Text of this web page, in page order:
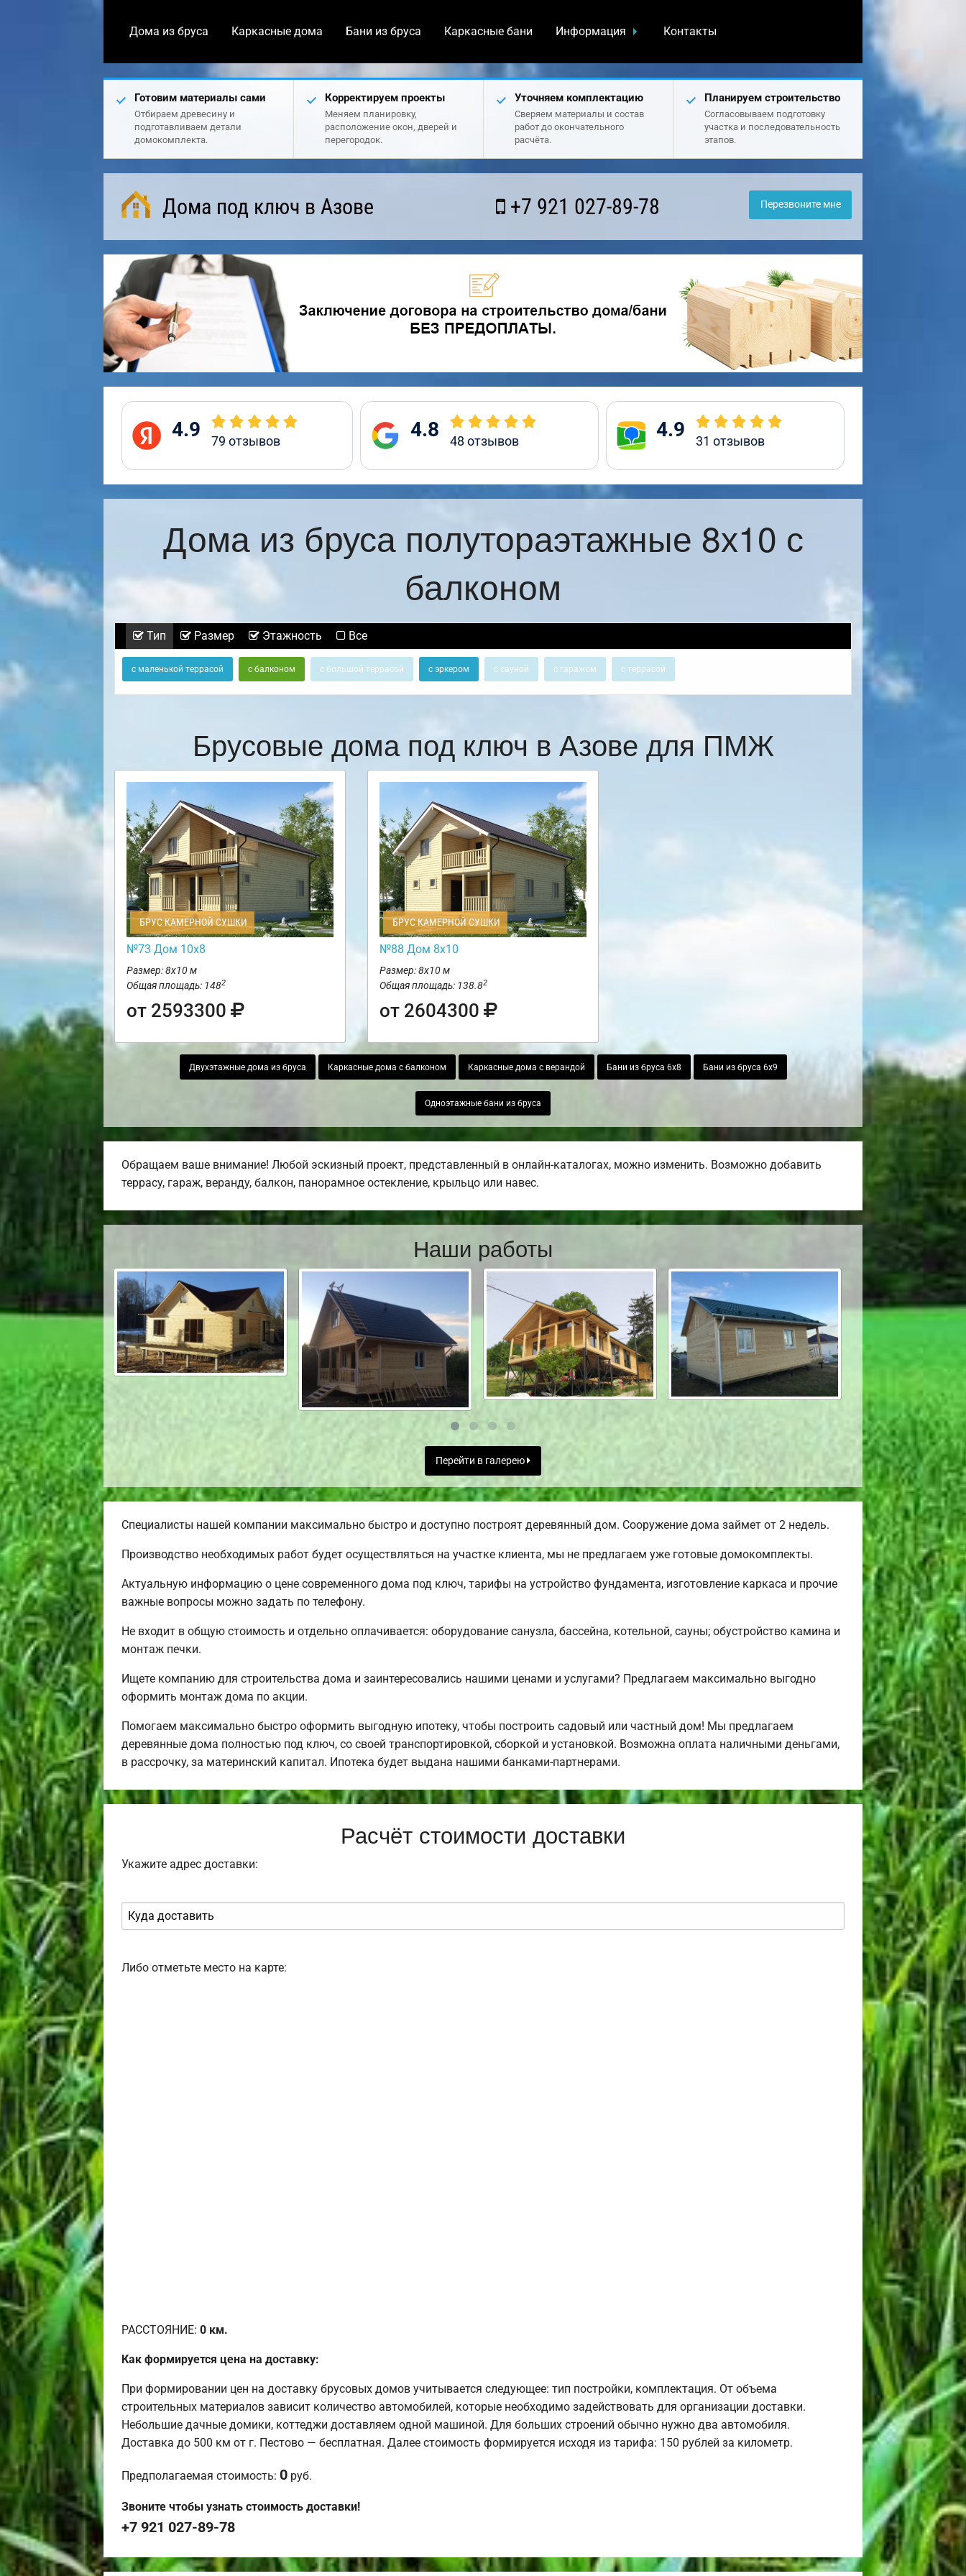
Дома из бруса Каркасные дома Бани из бруса Каркасные бани Информация Контакты
Готовим материалы сами
Отбираем древесину и
подготавливаем детали
домокомплекта.
Корректируем проекты
Меняем планировку,
расположение окон, дверей и
перегородок.
Уточняем комплектацию
Сверяем материалы и состав
работ до окончательного
расчёта.
Планируем строительство
Согласовываем подготовку
участка и последовательность
этапов.
Дома под ключ в Азове +7 921 027-89-78 Перезвоните мне
4.9 79 отзывов 4.8 48 отзывов 4.9 31 отзывов
Дома из бруса полутораэтажные 8х10 с
балконом
Тип Размер Этажность Все
с маленькой террасой с балконом с большой террасой с эркером с сауной с гаражом с террасой
Брусовые дома под ключ в Азове для ПМЖ
БРУС КАМЕРНОЙ СУШКИ
№73 Дом 10х8
Размер: 8х10 м
Общая площадь: 1482
от 2593300
БРУС КАМЕРНОЙ СУШКИ
№88 Дом 8х10
Размер: 8х10 м
Общая площадь: 138.82
от 2604300
Двухэтажные дома из бруса Каркасные дома с балконом Каркасные дома с верандой Бани из бруса 6х8 Бани из бруса 6х9
Одноэтажные бани из бруса
Обращаем ваше внимание! Любой эскизный проект, представленный в онлайн-каталогах, можно изменить. Возможно добавить
террасу, гараж, веранду, балкон, панорамное остекление, крыльцо или навес.
Наши работы
Перейти в галерею
Специалисты нашей компании максимально быстро и доступно построят деревянный дом. Сооружение дома займет от 2 недель.
Производство необходимых работ будет осуществляться на участке клиента, мы не предлагаем уже готовые домокомплекты.
Актуальную информацию о цене современного дома под ключ, тарифы на устройство фундамента, изготовление каркаса и прочие
важные вопросы можно задать по телефону.
Не входит в общую стоимость и отдельно оплачивается: оборудование санузла, бассейна, котельной, сауны; обустройство камина и
монтаж печки.
Ищете компанию для строительства дома и заинтересовались нашими ценами и услугами? Предлагаем максимально выгодно
оформить монтаж дома по акции.
Помогаем максимально быстро оформить выгодную ипотеку, чтобы построить садовый или частный дом! Мы предлагаем
деревянные дома полностью под ключ, со своей транспортировкой, сборкой и установкой. Возможна оплата наличными деньгами,
в рассрочку, за материнский капитал. Ипотека будет выдана нашими банками-партнерами.
Расчёт стоимости доставки
Укажите адрес доставки:
Либо отметьте место на карте:
РАССТОЯНИЕ: 0 км.
Как формируется цена на доставку:
При формировании цен на доставку брусовых домов учитывается следующее: тип постройки, комплектация. От объема
строительных материалов зависит количество автомобилей, которые необходимо задействовать для организации доставки.
Небольшие дачные домики, коттеджи доставляем одной машиной. Для больших строений обычно нужно два автомобиля.
Доставка до 500 км от г. Пестово — бесплатная. Далее стоимость формируется исходя из тарифа: 150 рублей за километр.
Предполагаемая стоимость: 0 руб.
Звоните чтобы узнать стоимость доставки!
+7 921 027-89-78